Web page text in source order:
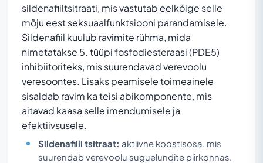
sildenafiiltsitraati, mis vastutab eelkõige selle
mõju eest seksuaalfunktsiooni parandamisele.
Sildenafiil kuulub ravimite rühma, mida
nimetatakse 5. tüüpi fosfodiesteraasi (PDE5)
inhibiitoriteks, mis suurendavad verevoolu
veresoontes. Lisaks peamisele toimeainele
sisaldab ravim ka teisi abikomponente, mis
aitavad kaasa selle imendumisele ja
efektiivsusele.
Sildenafiili tsitraat: aktiivne koostisosa, mis
suurendab verevoolu suguelundite piirkonnas.